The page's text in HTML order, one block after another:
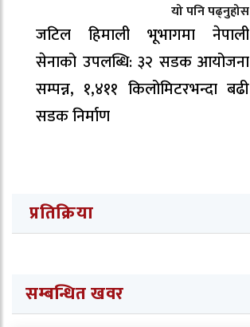
यो पनि पढ्नुहोस
जटिल हिमाली भूभागमा नेपाली
सेनाको उपलब्धि: ३२ सडक आयोजना
सम्पन्न, १,४११ किलोमिटरभन्दा बढी
सडक निर्माण
प्रतिक्रिया
सम्बन्धित खवर